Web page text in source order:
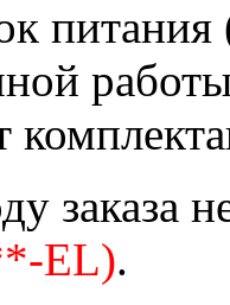
питания
EL).